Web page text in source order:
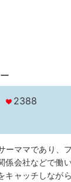
2388
ーママであり、
係会社などで働
キャッチしなが